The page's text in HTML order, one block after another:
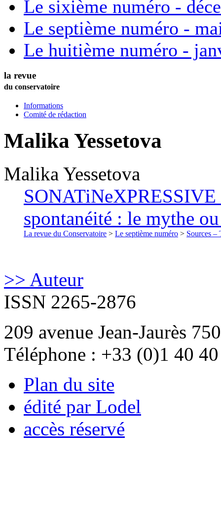
Le sixième numéro -
Le septième numéro -
Le huitième numéro -
la revue
du conservatoire
Informations
Comité de rédaction
Malika Yessetova
Malika Yessetova
SONATiNeXPRESSIVE
spontanéité : le mythe
La revue du Conservatoire > Le septième numéro > Sources –
>> Auteur
ISSN 2265-2876
209 avenue Jean-Jaurès
Téléphone : +33 (0)1 40
Plan du site
édité par Lodel
accès réservé